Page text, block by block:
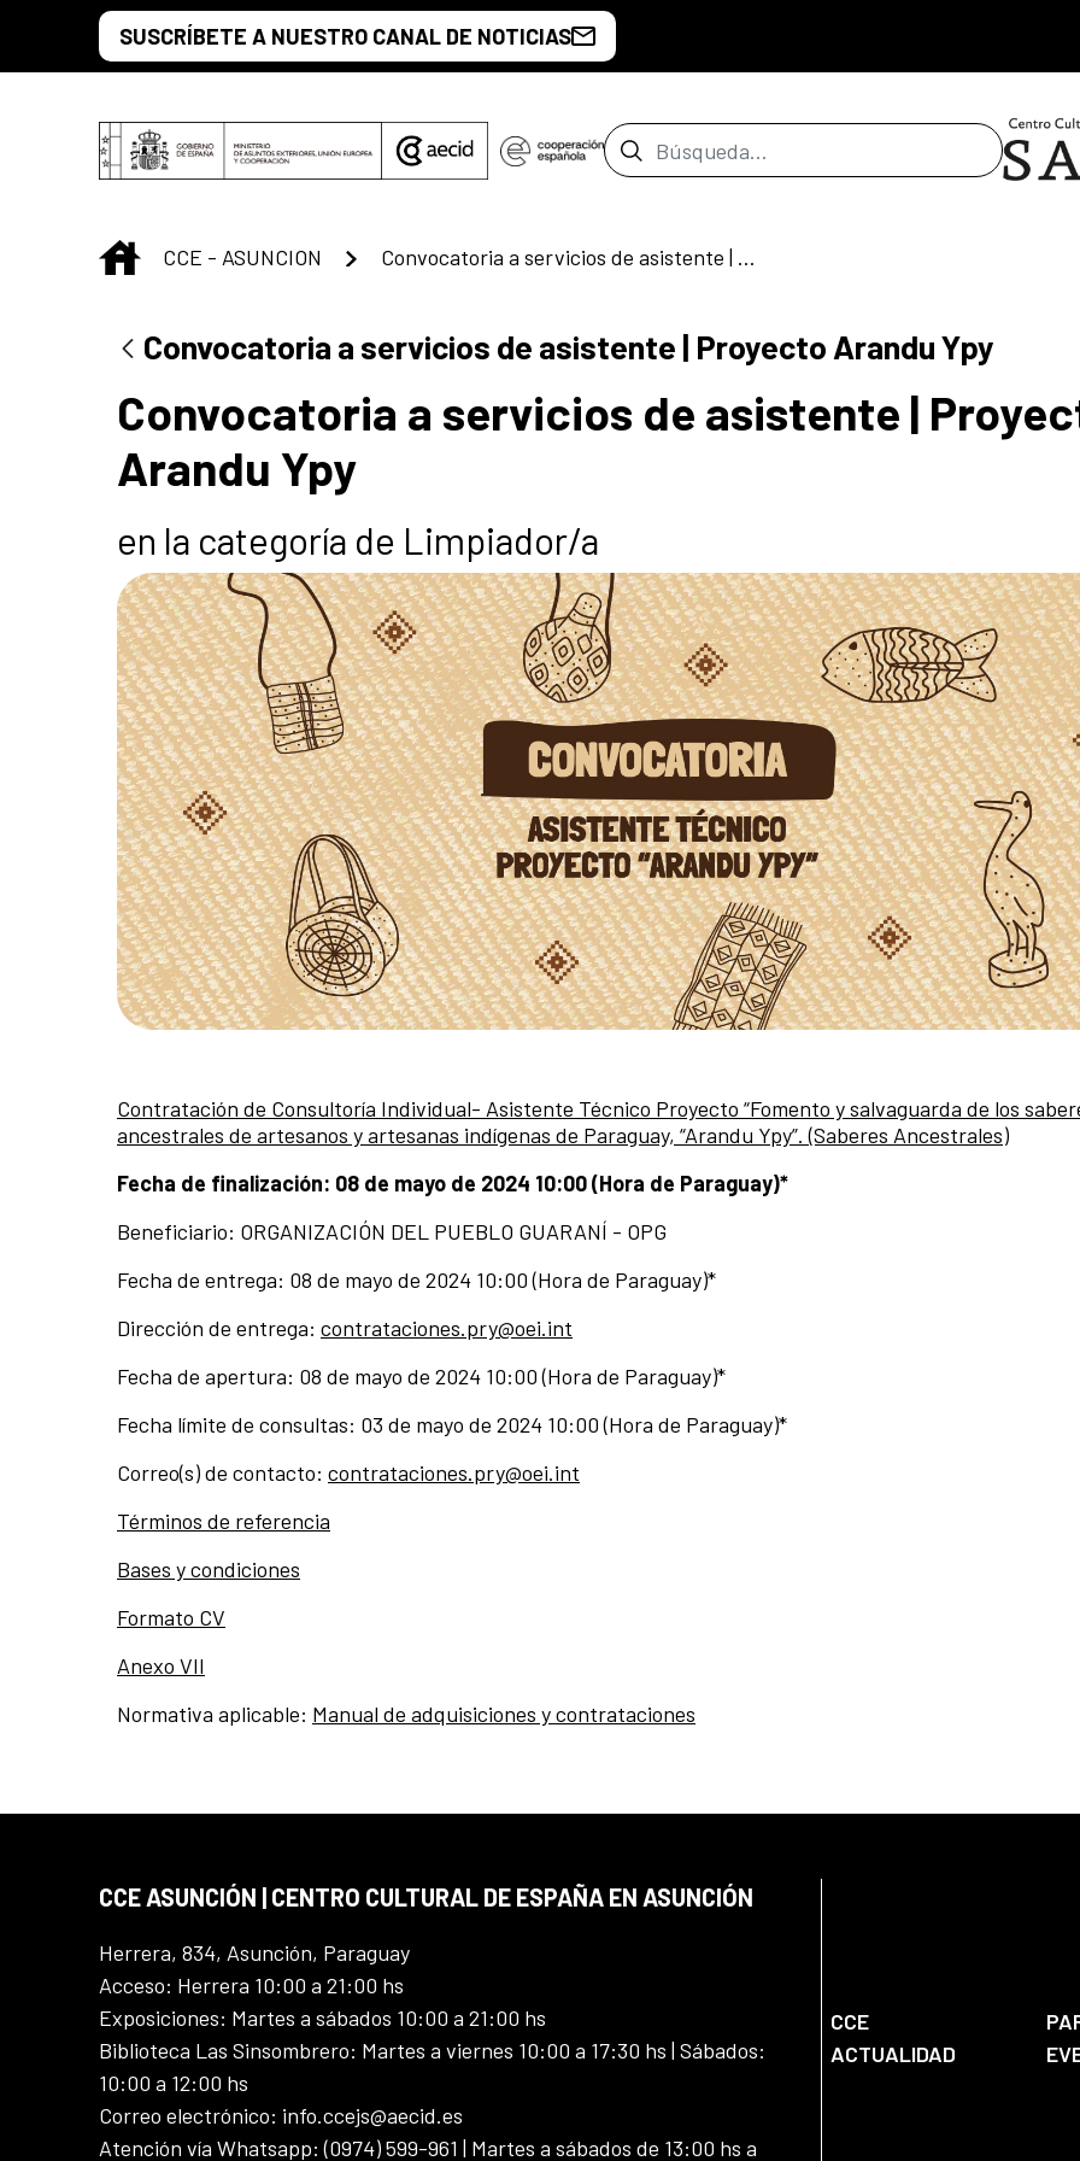
Saltar al contenido principal
SUSCRÍBETE A NUESTRO CANAL DE NOTICIAS
Barra de búsqueda
INICIO
CCE - ASUNCION Convocatoria a servicios de asistente | Proyecto Arandu Ypy
Convocatoria a servicios de asistente | Proyecto Arandu Ypy
Convocatoria a servicios de asistente |
Arandu Ypy
en la categoría de Limpiador/a
Contratación de Consultoría Individual- Asistente Técnico Proyecto “Fomento y salvaguarda de los
ancestrales de artesanos y artesanas indígenas de Paraguay, “Arandu Ypy”. (Saberes Ancestrales)
Fecha de finalización: 08 de mayo de 2024 10:00 (Hora de Paraguay)*
Beneficiario: ORGANIZACIÓN DEL PUEBLO GUARANÍ - OPG
Fecha de entrega: 08 de mayo de 2024 10:00 (Hora de Paraguay)*
Dirección de entrega: contrataciones.pry@oei.int
Fecha de apertura: 08 de mayo de 2024 10:00 (Hora de Paraguay)*
Fecha límite de consultas: 03 de mayo de 2024 10:00 (Hora de Paraguay)*
Correo(s) de contacto: contrataciones.pry@oei.int
Términos de referencia
Bases y condiciones
Formato CV
Anexo VII
Normativa aplicable: Manual de adquisiciones y contrataciones
CCE ASUNCIÓN | CENTRO CULTURAL DE ESPAÑA EN ASUNCIÓN
Herrera, 834, Asunción, Paraguay
Acceso: Herrera 10:00 a 21:00 hs
Exposiciones: Martes a sábados 10:00 a 21:00 hs
Biblioteca Las Sinsombrero: Martes a viernes 10:00 a 17:30 hs | Sábados:
10:00 a 12:00 hs
Correo electrónico: info.ccejs@aecid.es
Atención vía Whatsapp: (0974) 599-961 | Martes a sábados de 13:00 hs a
CCE
ACTUALIDAD